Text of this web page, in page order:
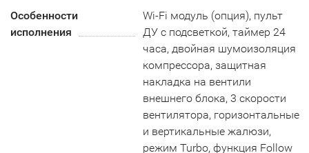
Особенности
исполнения
Wi-Fi модуль (опция), пульт
ДУ с подсветкой, таймер 24
часа, двойная шумоизоляция
компрессора, защитная
накладка на вентили
внешнего блока, 3 скорости
вентилятора, горизонтальные
и вертикальные жалюзи,
режим Turbo, функция Follow